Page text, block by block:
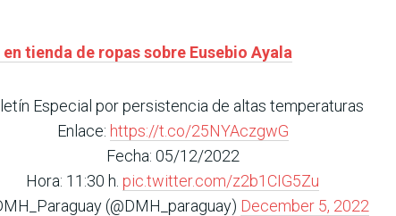
tienda de ropas sobre Eusebio Ayala
Especial por persistencia de altas temperaturas
Enlace: https://t.co/25NYAczgwG
Fecha: 05/12/2022
Hora: 11:30 h. pic.twitter.com/z2b1CIG5Zu
(@DMH_paraguay) December 5, 2022